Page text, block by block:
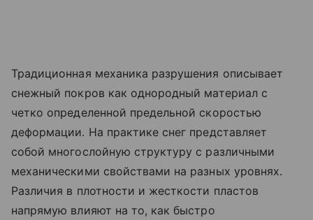
Традиционная механика разрушения описывает
снежный покров как однородный материал с
четко определенной предельной скоростью
деформации. На практике снег представляет
собой многослойную структуру с различными
механическими свойствами на разных уровнях.
Различия в плотности и жесткости пластов
напрямую влияют на то, как быстро